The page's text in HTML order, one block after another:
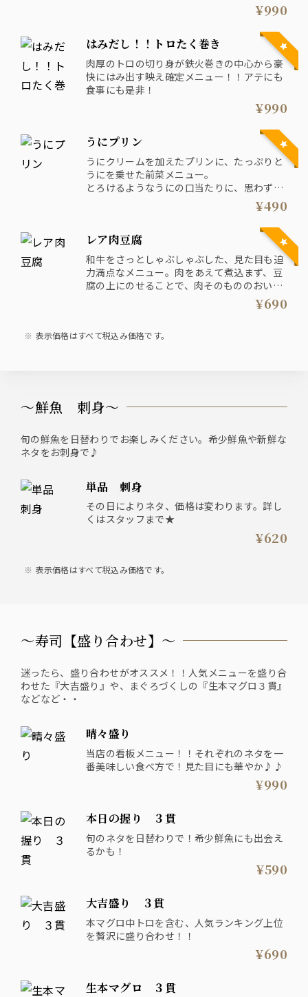
¥990
はみだし！！トロたく巻き
肉厚のトロの切り身が鉄火巻きの中心から豪
快にはみ出す映え確定メニュー！！アテにも
食事にも是非！
¥990
うにプリン
うにクリームを加えたプリンに、たっぷりと
うにを乗せた前菜メニュー。
とろけるようなうにの口当たりに、思わず笑
みがこぼれます。一人一個がオススメです♪
¥490
レア肉豆腐
和牛をさっとしゃぶしゃぶした、見た目も迫
力満点なメニュー。肉をあえて煮込まず、豆
腐の上にのせることで、肉そのもののおいし
さをダイレクトに味わっていただけます。
¥690
表示価格はすべて税込み価格です。
〜鮮魚 刺身〜
旬の鮮魚を日替わりでお楽しみください。希少鮮魚や新鮮な
ネタをお刺身で♪
単品 刺身
その日によりネタ、価格は変わります。詳し
くはスタッフまで★
¥620
表示価格はすべて税込み価格です。
〜寿司【盛り合わせ】〜
迷ったら、盛り合わせがオススメ！！人気メニューを盛り合
わせた『大吉盛り』や、まぐろづくしの『生本マグロ３貫』
などなど・・
晴々盛り
当店の看板メニュー！！それぞれのネタを一
番美味しい食べ方で！見た目にも華やか♪♪
¥990
本日の握り ３貫
旬のネタを日替わりで！希少鮮魚にも出会え
るかも！
¥590
大吉盛り ３貫
本マグロ中トロを含む、人気ランキング上位
を贅沢に盛り合わせ！！
¥690
生本マグロ ３貫